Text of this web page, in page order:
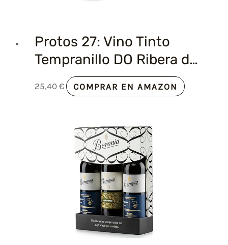
Protos 27: Vino Tinto
Tempranillo DO Ribera d…
25,40€ COMPRAR EN AMAZON